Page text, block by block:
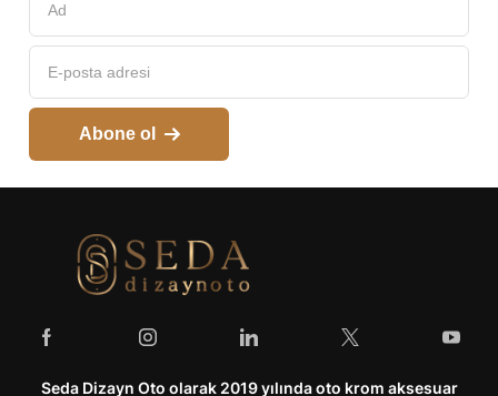
Abone ol
Seda Dizayn Oto olarak 2019 yılında oto krom aksesuar